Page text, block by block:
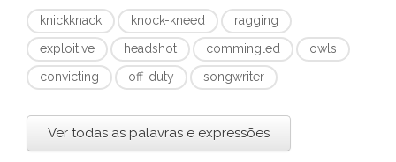
knickknack knock-kneed
ragging
exploitive
headshot commingled
owls
convicting
off-duty songwriter
Ver todas as palavras e expressões